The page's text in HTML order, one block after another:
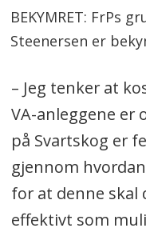
BEKYMRET: FrPs
Steenersen er
– Jeg tenker at
VA-anleggene
på Svartskog er
gjennom
for at denne skal
effektivt som